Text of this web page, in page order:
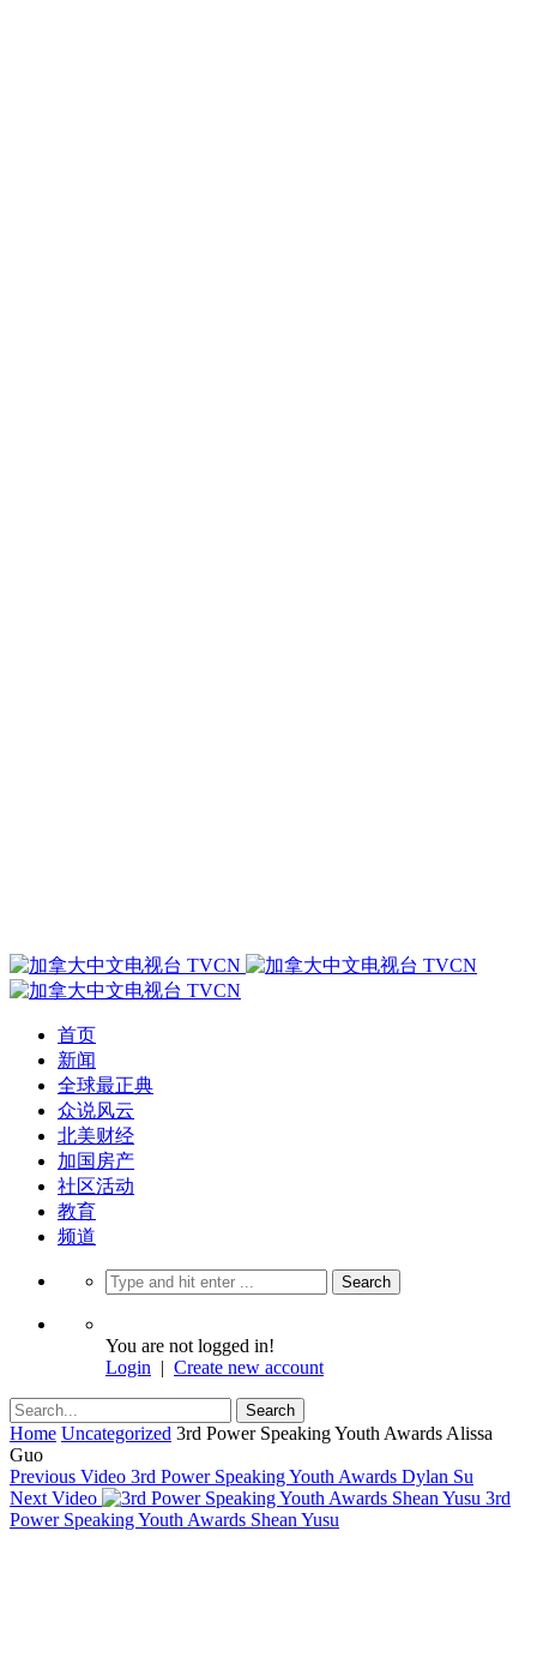
首页
新闻
全球最正典
众说风云
北美财经
加国房产
社区活动
教育
频道
You are not logged in!
Login | Create new account
Home Uncategorized 3rd Power Speaking Youth Awards Alissa
Guo
Previous Video 3rd Power Speaking Youth Awards Dylan Su
Next Video
3rd
Power Speaking Youth Awards Shean Yusu